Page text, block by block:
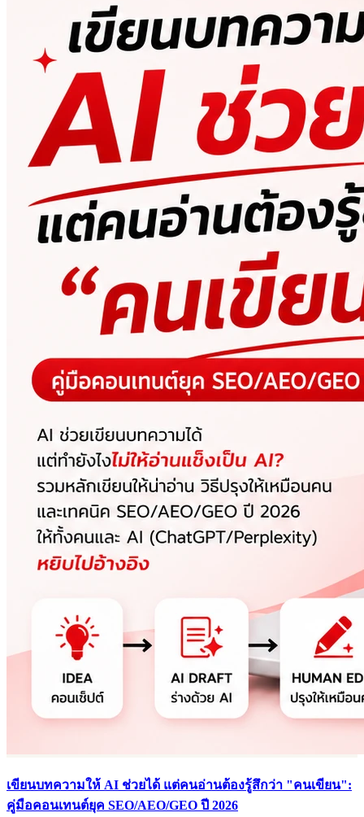
เขียนบทความให้ AI ช่วยได้ แต่คนอ่านต้องรู้สึกว่า "คนเขียน":
คู่มือคอนเทนต์ยุค SEO/AEO/GEO ปี 2026